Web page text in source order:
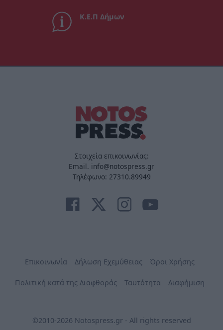
Κ.Ε.Π Δήμων
Στοιχεία επικοινωνίας:
Email. info@notospress.gr
Τηλέφωνο: 27310.89949
Επικοινωνία Δήλωση Εχεμύθειας Όροι Χρήσης
Πολιτική κατά της Διαφθοράς Ταυτότητα Διαφήμιση
©2010-2026 Notospress.gr - All rights reserved